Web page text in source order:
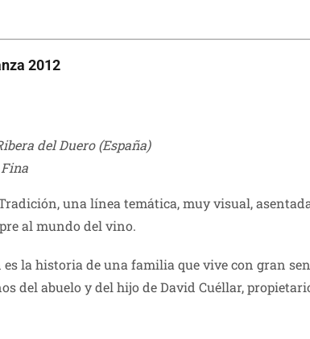
2012
del Duero (España)
una línea temática, muy visual,
al mundo del vino.
es la historia de una familia que vive con gran
del abuelo y del hijo de David Cuéllar,